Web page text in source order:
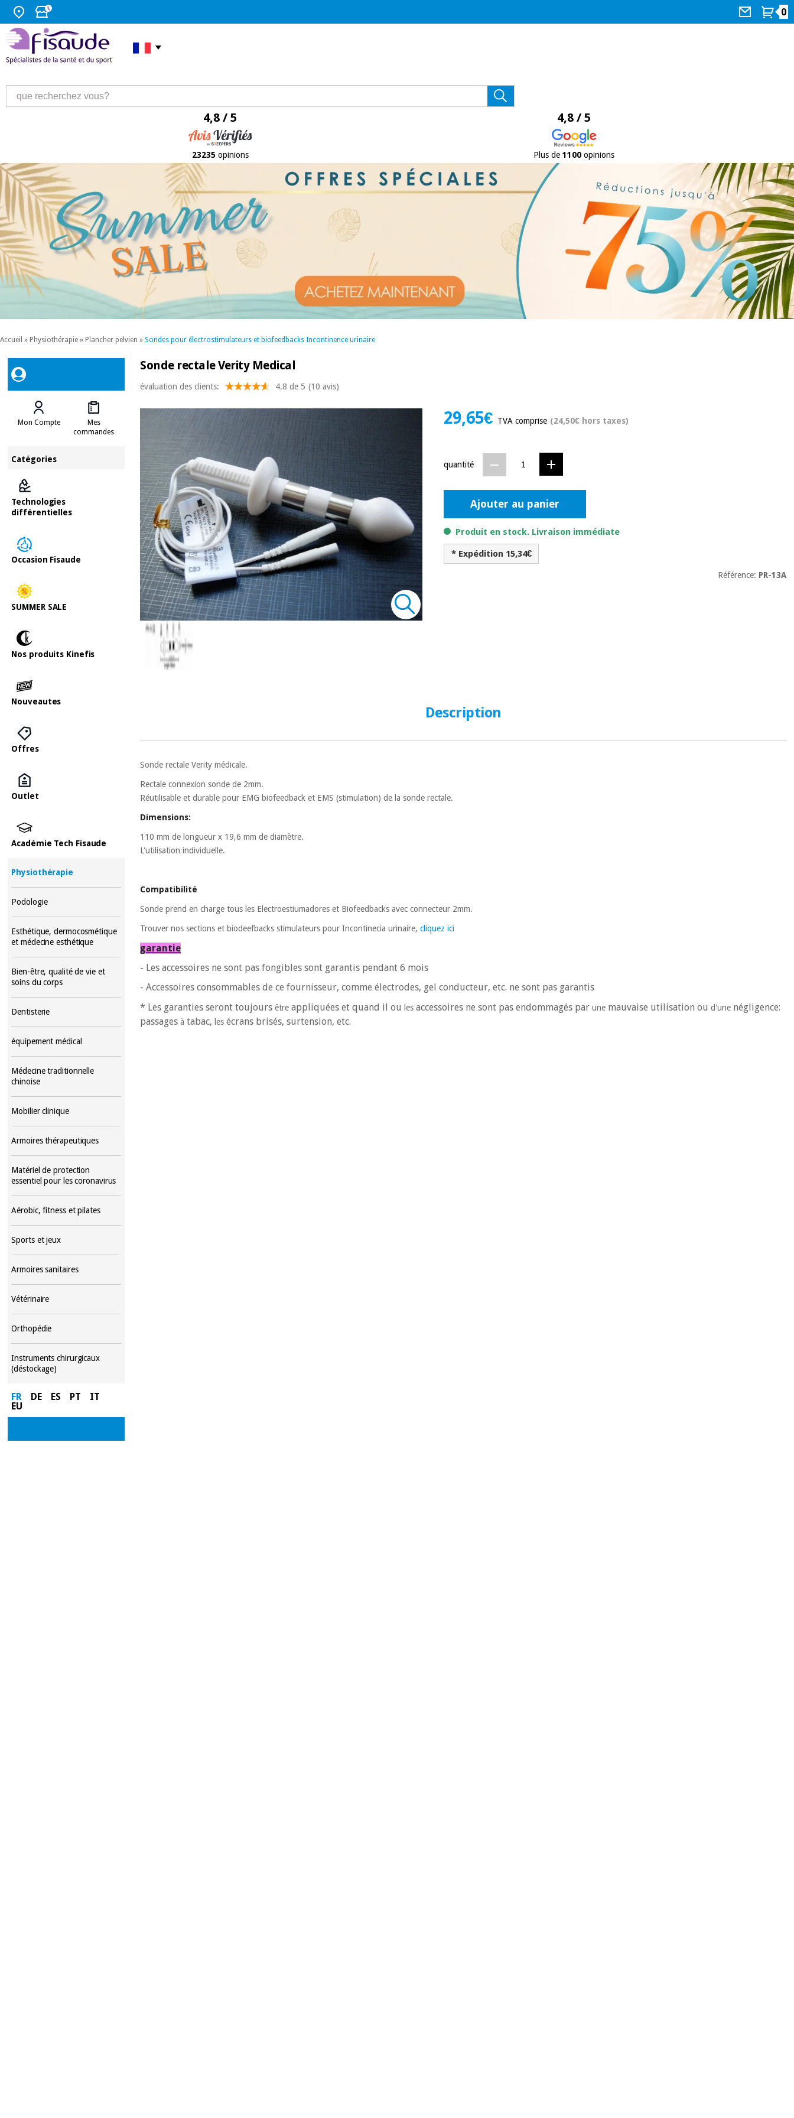
0
4,8 / 5
23235 opinions
4,8 / 5
Plus de 1100opinions
Accueil » Physiothérapie » Plancher pelvien » Sondes pour électrostimulateurs et biofeedbacks Incontinence urinaire
Mon Compte
Mes
commandes
Catégories
Technologies
différentielles
Occasion Fisaude
SUMMER SALE
Nos produits Kinefis
Nouveautes
Offres
Outlet
Académie Tech Fisaude
Physiothérapie
Podologie
Esthétique, dermocosmétique
et médecine esthétique
Bien-être, qualité de vie et
soins du corps
Dentisterie
équipement médical
Médecine traditionnelle
chinoise
Mobilier clinique
Armoires thérapeutiques
Matériel de protection
essentiel pour les coronavirus
Aérobic, fitness et pilates
Sports et jeux
Armoires sanitaires
Vétérinaire
Orthopédie
Instruments chirurgicaux
(déstockage)
FR DE ES PT
IT
EU
Sonde rectale Verity Medical
évaluation des clients: 4.8 de 5 (10 avis)
29,65€ TVA comprise (24,50€ hors taxes)
quantité
Ajouter au panier
Produit en stock. Livraison immédiate
* Expédition 15,34€
Référence: PR-13A
Description
Sonde rectale Verity médicale.
Rectale connexion sonde de 2mm.
Réutilisable et durable pour EMG biofeedback et EMS (stimulation) de la sonde rectale.
Dimensions:
110 mm de longueur x 19,6 mm de diamètre.
L'utilisation individuelle.
Compatibilité
Sonde prend en charge tous les Electroestiumadores et Biofeedbacks avec connecteur 2mm.
Trouver nos sections et biodeefbacks stimulateurs pour Incontinecia urinaire,cliquez ici
garantie
- Les accessoires ne sont pas fongibles sont garantis pendant 6 mois
- Accessoires consommables de ce fournisseur, comme électrodes, gel conducteur, etc. ne sont pas garantis
* Les garanties seront toujours êtreappliquées et quand il ou lesaccessoires ne sont pas endommagés par une mauvaise utilisation ou d'une négligence:
passages àtabac, lesécrans brisés, surtension, etc.